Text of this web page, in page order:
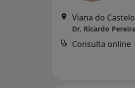
Viana do Castelo
Consulta online